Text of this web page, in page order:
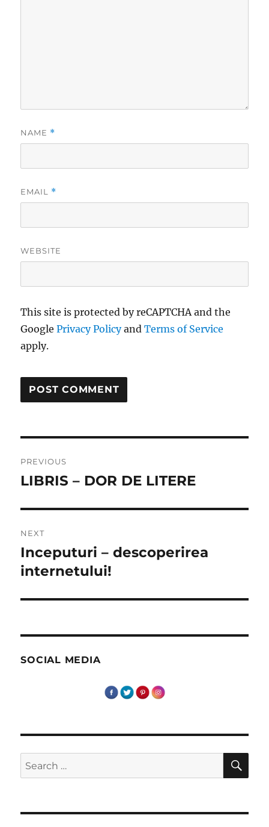
NAME *
EMAIL *
WEBSITE
This site is protected by reCAPTCHA and the
GooglePrivacy PolicyandTerms of Service
apply.
navigation
PREVIOUS
Previous
LIBRIS – DOR DE LITERE
NEXT
Next
post:
Inceputuri – descoperirea
internetului!
SOCIAL MEDIA
Search
for: